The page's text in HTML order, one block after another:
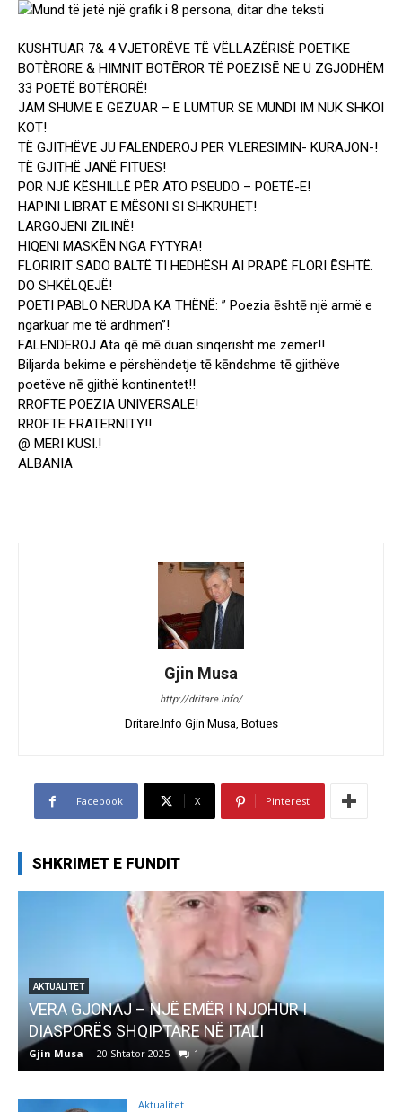
KUSHTUAR 7& 4 VJETORËVE TË VËLLAZËRISË POETIKE
BOTÈRORE & HIMNIT BOTĒROR TË POEZISĒ NE U ZGJODHËM
33 POETË BOTËRORË!
JAM SHUMĒ E GĒZUAR – E LUMTUR SE MUNDI IM NUK SHKOI
KOT!
TË GJITHËVE JU FALENDEROJ PER VLERESIMIN- KURAJON-!
TË GJITHË JANË FITUES!
POR NJË KËSHILLË PĒR ATO PSEUDO – POETË-E!
HAPINI LIBRAT E MËSONI SI SHKRUHET!
LARGOJENI ZILINË!
HIQENI MASKĒN NGA FYTYRA!
FLORIRIT SADO BALTË TI HEDHËSH AI PRAPË FLORI ĒSHTË.
DO SHKËLQEJË!
POETI PABLO NERUDA KA THËNË: ” Poezia ēshtē një armë e
ngarkuar me të ardhmen”!
FALENDEROJ Ata qē mē duan sinqerisht me zemër!!
Biljarda bekime e përshëndetje tē kēndshme tē gjithëve
poetëve nē gjithë kontinentet!!
RROFTE POEZIA UNIVERSALE!
RROFTE FRATERNITY!!
@ MERI KUSI.!
ALBANIA
Gjin Musa
http://dritare.info/
Dritare.Info Gjin Musa, Botues
Facebook X Pinterest
SHKRIMET E FUNDIT
– NJË EMËR I NJOHUR I
SHQIPTARE NË ITALI
Shtator 2025 1
AKTUALITET
Pregaditi Gjin
Aktualitet